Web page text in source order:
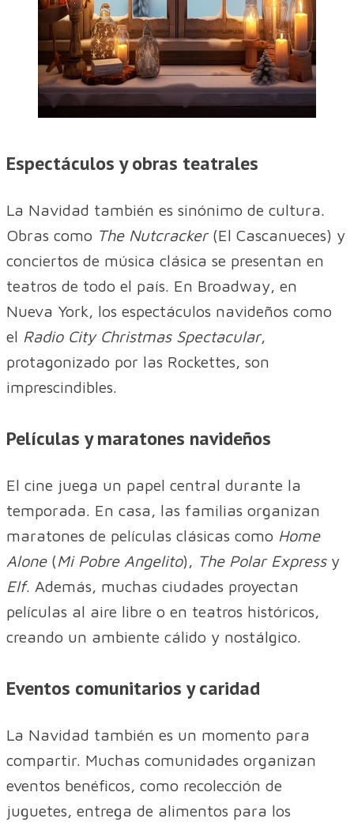
Espectáculos y obras teatrales
La Navidad también es sinónimo de cultura.
Obras como The Nutcracker(El Cascanueces) y
conciertos de música clásica se presentan en
teatros de todo el país. En Broadway, en
Nueva York, los espectáculos navideños como
el Radio City Christmas Spectacular,
protagonizado por las Rockettes, son
imprescindibles.
Películas y maratones navideños
El cine juega un papel central durante la
temporada. En casa, las familias organizan
maratones de películas clásicas como Home
Alone(Mi Pobre Angelito), The Polar Expressy
Elf. Además, muchas ciudades proyectan
películas al aire libre o en teatros históricos,
creando un ambiente cálido y nostálgico.
Eventos comunitarios y caridad
La Navidad también es un momento para
compartir. Muchas comunidades organizan
eventos benéficos, como recolección de
juguetes, entrega de alimentos para los